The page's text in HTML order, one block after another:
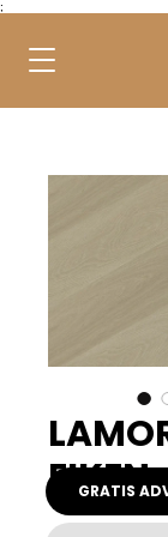
;
EIKEN
Kleur *
GRATIS